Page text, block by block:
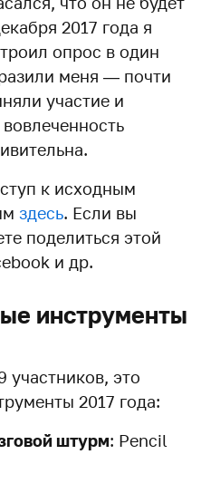
2017 года я
опрос в один
меня — почти
участие и
к исходным
здесь. Если вы
поделиться этой
и др.
инструменты
это
2017 года:
штурм: Pencil